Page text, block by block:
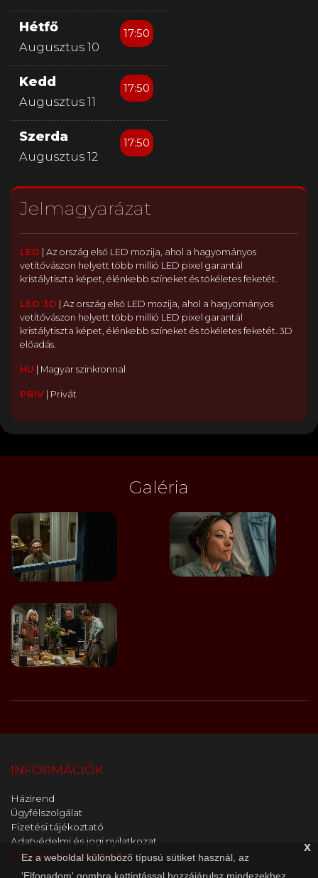
Hétfő
Augusztus 10
17:50
Kedd
Augusztus 11
17:50
Szerda
Augusztus 12
17:50
Jelmagyarázat
LED
Az ország első LED mozija, ahol a hagyományos
vetítővászon helyett több millió LED pixel garantál
kristálytiszta képet, élénkebb színeket és tökéletes feketét.
LED 3D
Az ország első LED mozija, ahol a hagyományos
vetítővászon helyett több millió LED pixel garantál
kristálytiszta képet, élénkebb színeket és tökéletes feketét. 3D
előadás.
HU Magyar szinkronnal
PRIV| Privát
Galéria
x
Ez a weboldal különböző típusú sütiket használ, az
INFORMÁCIÓK
Házirend
Ügyfélszolgálat
Fizetési tájékoztató
Adatvédelmi és jogi nyilatkozat
Feliratkozás hírlevélre